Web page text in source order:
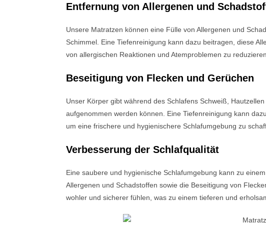
Entfernung von Allergenen und
Unsere Matratzen können eine Fülle von Allergenen und
Schimmel. Eine Tiefenreinigung kann dazu beitragen, diese
von allergischen Reaktionen und Atemproblemen zu reduzieren.
Beseitigung von Flecken und Gerüchen
Unser Körper gibt während des Schlafens Schweiß,
aufgenommen werden können. Eine Tiefenreinigung kann
um eine frischere und hygienischere Schlafumgebung zu
Verbesserung der Schlafqualität
Eine saubere und hygienische Schlafumgebung kann zu
Allergenen und Schadstoffen sowie die Beseitigung von
wohler und sicherer fühlen, was zu einem tieferen und